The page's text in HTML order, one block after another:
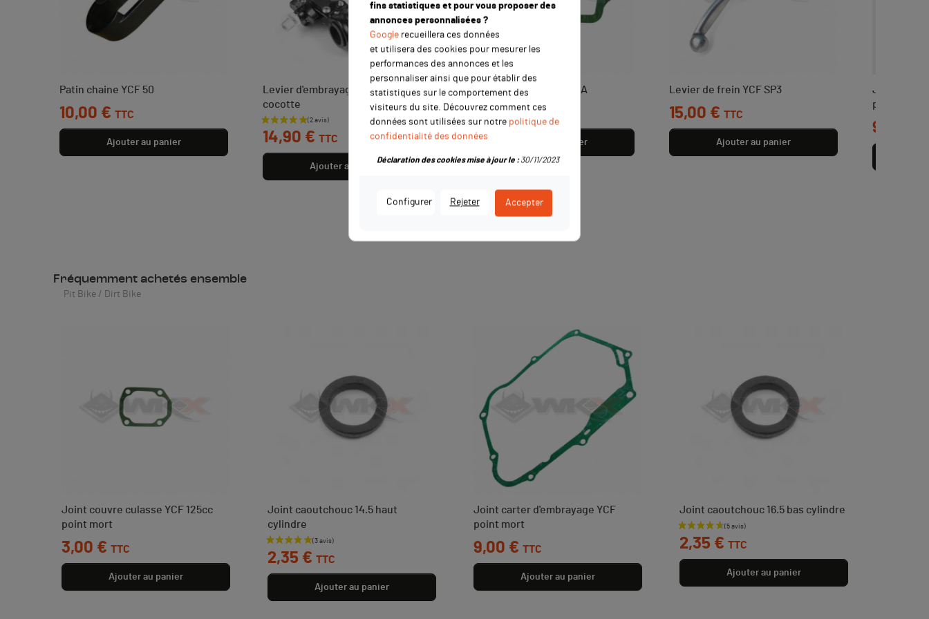
Patin chaine YCF 50
Prix
10,00 € TTC
Ajouter au panier
Levier d'embrayage RACING +
cocotte
Prix
14,90 € TTC
Ajouter au panier
Joint d'embase DAYTONA
Prix
8,00 €
Ajouter au panier
Levier de frein YCF SP3
Prix
15,00 € TTC
Ajouter au panier
Joint carter
point mort
Prix
9,00 €
Fréquemment achetés ensemble
Pit Bike / Dirt Bike
Joint couvre culasse YCF 125cc
point mort
Prix
3,00 € TTC
Ajouter au panier
Joint caoutchouc 14.5 haut
cylindre
Prix
2,35 € TTC
Ajouter au panier
Joint carter d'embrayage YCF
point mort
Prix
9,00 € TTC
Ajouter au panier
Joint caoutchouc 16.5 bas cylindre
Prix
2,35 € TTC
Ajouter au panier
fins statistiques et pour vous proposer des
annonces personnalisées ?
Google recueillera ces données
et utilisera des cookies pour mesurer les
performances des annonces et les
personnaliser ainsi que pour établir des
statistiques sur le comportement des
visiteurs du site. Découvrez comment ces
données sont utilisées sur notre politique de
confidentialité des données
Configurer Rejeter Accepter
Déclaration des cookies mise à jour le :30/11/2023